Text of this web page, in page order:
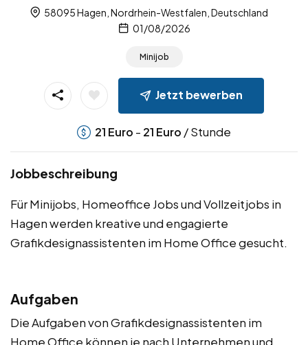
58095 Hagen, Nordrhein-Westfalen, Deutschland
01/08/2026
Minijob
Jetzt bewerben
21 Euro - 21 Euro / Stunde
Jobbeschreibung
Für Minijobs, Homeoffice Jobs und Vollzeitjobs in
Hagen werden kreative und engagierte
Grafikdesignassistenten im Home Office gesucht.
Aufgaben
Die Aufgaben von Grafikdesignassistenten im
Home Office können je nach Unternehmen und